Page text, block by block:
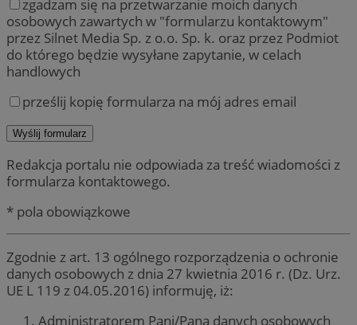
zgadzam się na przetwarzanie moich danych
osobowych zawartych w "formularzu kontaktowym"
przez Silnet Media Sp. z o.o. Sp. k. oraz przez Podmiot
do którego będzie wysyłane zapytanie, w celach
handlowych
prześlij kopię formularza na mój adres email
Redakcja portalu nie odpowiada za treść wiadomości z
formularza kontaktowego.
* pola obowiązkowe
Zgodnie z art. 13 ogólnego rozporządzenia o ochronie
danych osobowych z dnia 27 kwietnia 2016 r. (Dz. Urz.
UE L 119 z 04.05.2016) informuję, iż:
Administratorem Pani/Pana danych osobowych